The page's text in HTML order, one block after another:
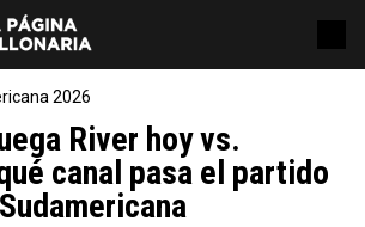
2026
River hoy vs.
canal pasa el partido